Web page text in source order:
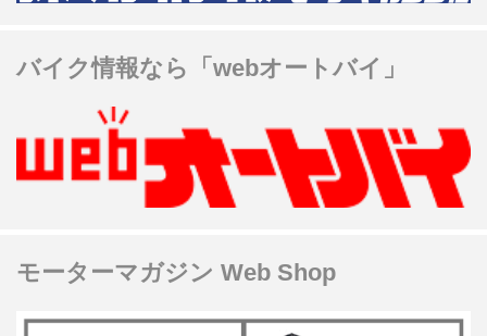
バイク情報なら「webオートバイ」
モーターマガジン Web Shop